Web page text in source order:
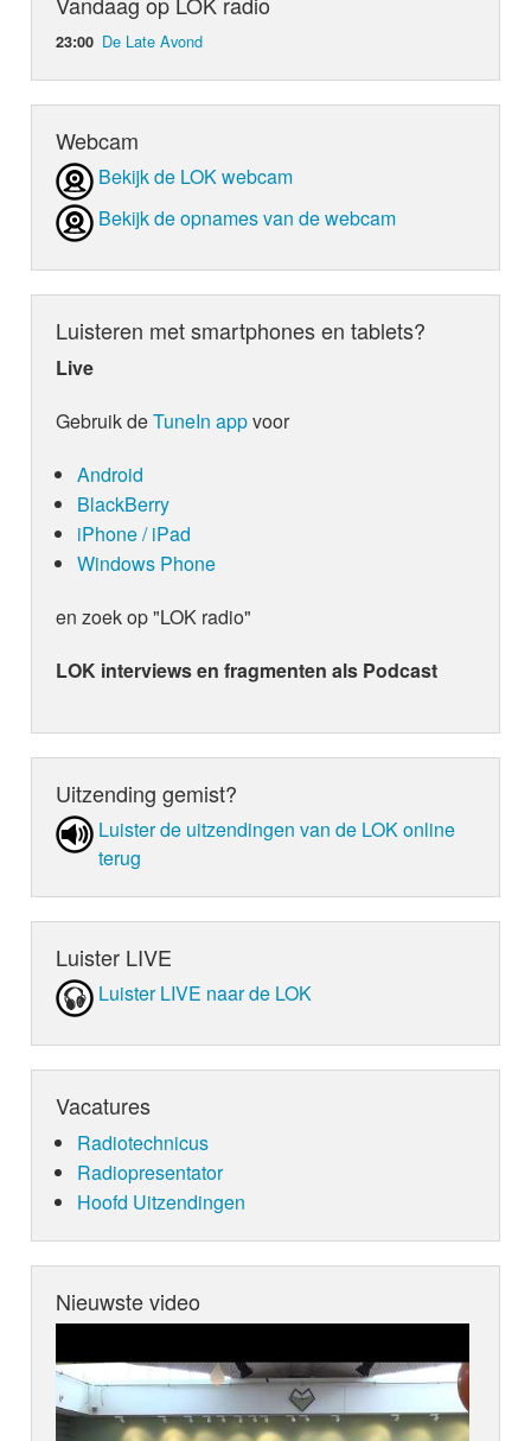
23:00 De Late Avond
Webcam
Bekijk de LOK webcam
Bekijk de opnames van de webcam
Luisteren met smartphones en tablets?
Live
Gebruik deTuneIn appvoor
Android
BlackBerry
iPhone / iPad
Windows Phone
en zoek op "LOK radio"
LOK interviews en fragmenten als Podcast
Uitzending gemist?
Luister de uit­zen­din­gen van de LOK online
terug
Luister LIVE
Luister LIVE naar de LOK
Vacatures
Radiotechnicus
Radiopresentator
Hoofd Uitzendingen
Nieuwste video